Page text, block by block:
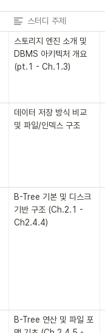
스터디 주제
스토리지 엔진 소개 및
DBMS 아키텍처 개요
(pt.1 - Ch.1.3)
데이터 저장 방식 비교
및 파일/인덱스 구조
B-Tree 기본 및 디스크
기반 구조 (Ch.2.1 -
Ch2.4.4)
B-Tree 연산 및 파일 포